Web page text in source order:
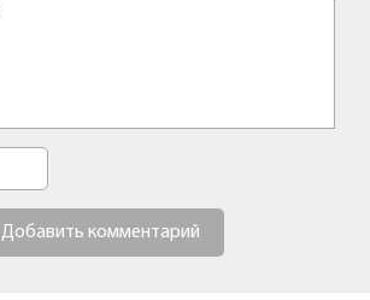
Добавить комментарий